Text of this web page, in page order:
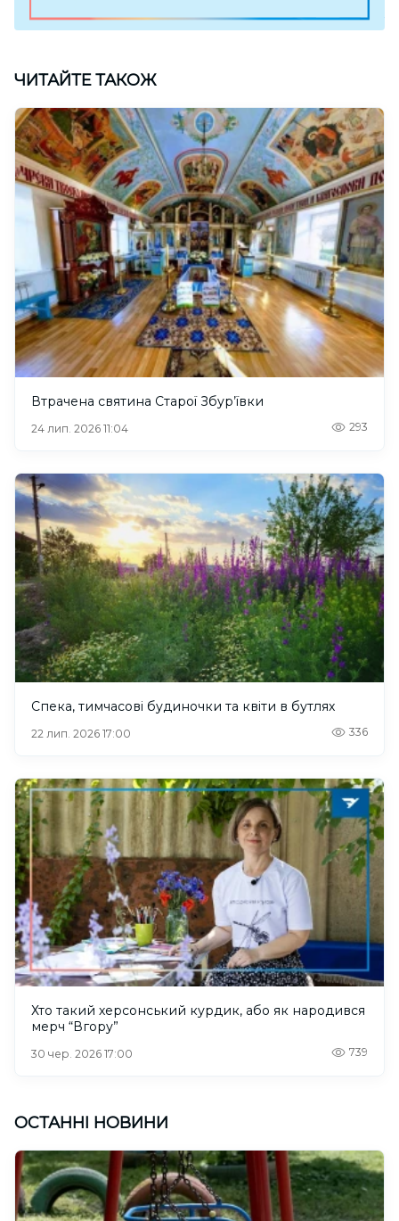
ЧИТАЙТЕ ТАКОЖ
Втрачена святина Старої Збур’ївки
24 лип. 2026 11:04 293
Спека, тимчасові будиночки та квіти в бутлях
22 лип. 2026 17:00 336
Хто такий херсонський курдик, або як народився
мерч “Вгору”
30 чер. 2026 17:00 739
ОСТАННІ НОВИНИ